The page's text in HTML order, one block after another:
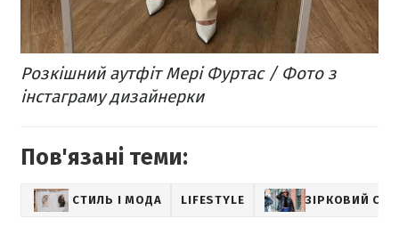
Розкішний аутфіт Мері Фуртаc / Фото з
інстаграму дизайнерки
Пов'язані теми:
СТИЛЬ І МОДА LIFESTYLE ЗІРКОВИЙ